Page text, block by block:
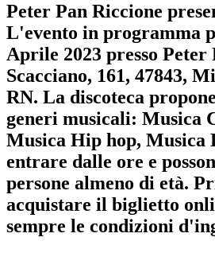
Peter Pan Riccione
L'evento in programma
Aprile 2023 presso
Scacciano, 161, 47843,
RN. La discoteca
generi musicali: Musica
Musica Hip hop, Musica
entrare dalle ore e
persone almeno di età.
acquistare il biglietto
sempre le condizioni